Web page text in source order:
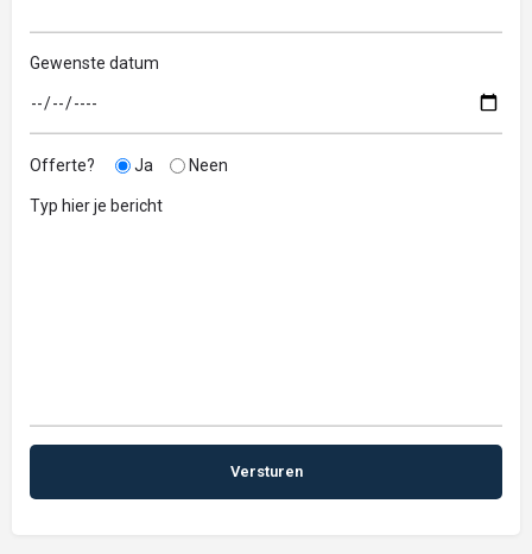
Gewenste datum
Offerte? Ja Neen